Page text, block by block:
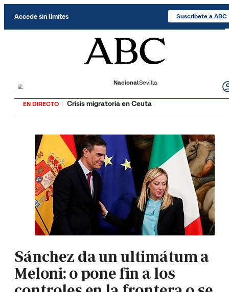
Accede sin límites Suscríbete a ABC
NacionalSevilla
EN DIRECTO Crisis migratoria en Ceuta
Sánchez da un ultimátum a
Meloni: o pone fin a los